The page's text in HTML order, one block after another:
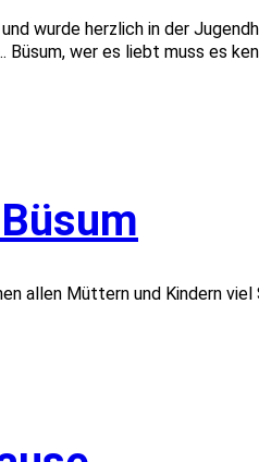
wurde herzlich in der
wer es liebt muss es
allen Müttern und Kindern viel